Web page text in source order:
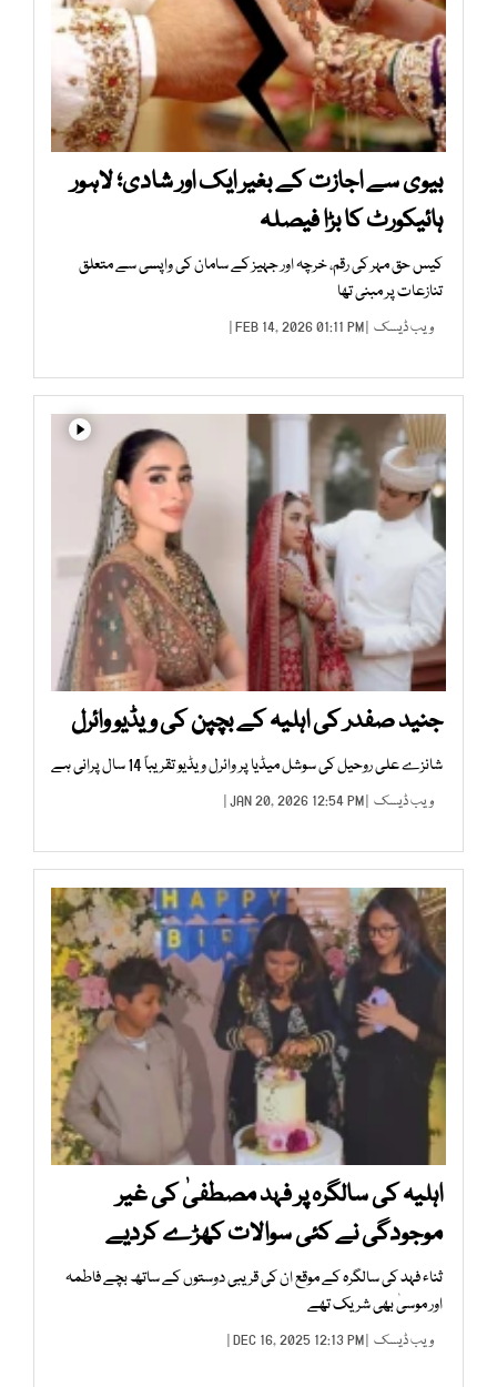
بیوی سے اجازت کے بغیر ایک اور شادی؛ لاہور
ہائیکورٹ کا بڑا فیصلہ
کیس حق مہر کی رقم، خرچہ اور جہیز کے سامان کی واپسی سے متعلق
تنازعات پر مبنی تھا
ویب ڈیسک | FEB 14, 2026 01:11 PM |
جنید صفدر کی اہلیہ کے بچپن کی ویڈیو وائرل
شانزے علی روحیل کی سوشل میڈیا پر وائرل ویڈیو تقریباً 14 سال پرانی ہے
ویب ڈیسک | JAN 20, 2026 12:54 PM |
اہلیہ کی سالگرہ پر فہد مصطفیٰ کی غیر
موجودگی نے کئی سوالات کھڑے کردیے
ثناء فہد کی سالگرہ کے موقع ان کی قریبی دوستوں کے ساتھ بچے فاطمہ
اور موسیٰ بھی شریک تھے
ویب ڈیسک | DEC 16, 2025 12:13 PM |